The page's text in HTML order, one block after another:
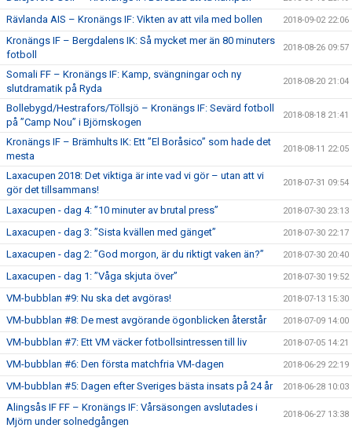
Rävlanda AIS – Kronängs IF: Vikten av att vila med bollen 2018-09-02 22:06
Kronängs IF – Bergdalens IK: Så mycket mer än 80 minuters
fotboll
2018-08-26 09:57
Somali FF – Kronängs IF: Kamp, svängningar och ny
slutdramatik på Ryda
2018-08-20 21:04
Bollebygd/Hestrafors/Töllsjö – Kronängs IF: Sevärd fotboll
på ”Camp Nou” i Björnskogen
2018-08-18 21:41
Kronängs IF – Brämhults IK: Ett ”El Boråsico” som hade det
mesta
2018-08-11 22:05
Laxacupen 2018: Det viktiga är inte vad vi gör – utan att vi
gör det tillsammans!
2018-07-31 09:54
Laxacupen - dag 4: ”10 minuter av brutal press” 2018-07-30 23:13
Laxacupen - dag 3: ”Sista kvällen med gänget” 2018-07-30 22:17
Laxacupen - dag 2: ”God morgon, är du riktigt vaken än?” 2018-07-30 20:40
Laxacupen - dag 1: ”Våga skjuta över” 2018-07-30 19:52
VM-bubblan #9: Nu ska det avgöras! 2018-07-13 15:30
VM-bubblan #8: De mest avgörande ögonblicken återstår 2018-07-09 14:00
VM-bubblan #7: Ett VM väcker fotbollsintressen till liv 2018-07-05 14:21
VM-bubblan #6: Den första matchfria VM-dagen 2018-06-29 22:19
VM-bubblan #5: Dagen efter Sveriges bästa insats på 24 år 2018-06-28 10:03
Alingsås IF FF – Kronängs IF: Vårsäsongen avslutades i
Mjörn under solnedgången
2018-06-27 13:38